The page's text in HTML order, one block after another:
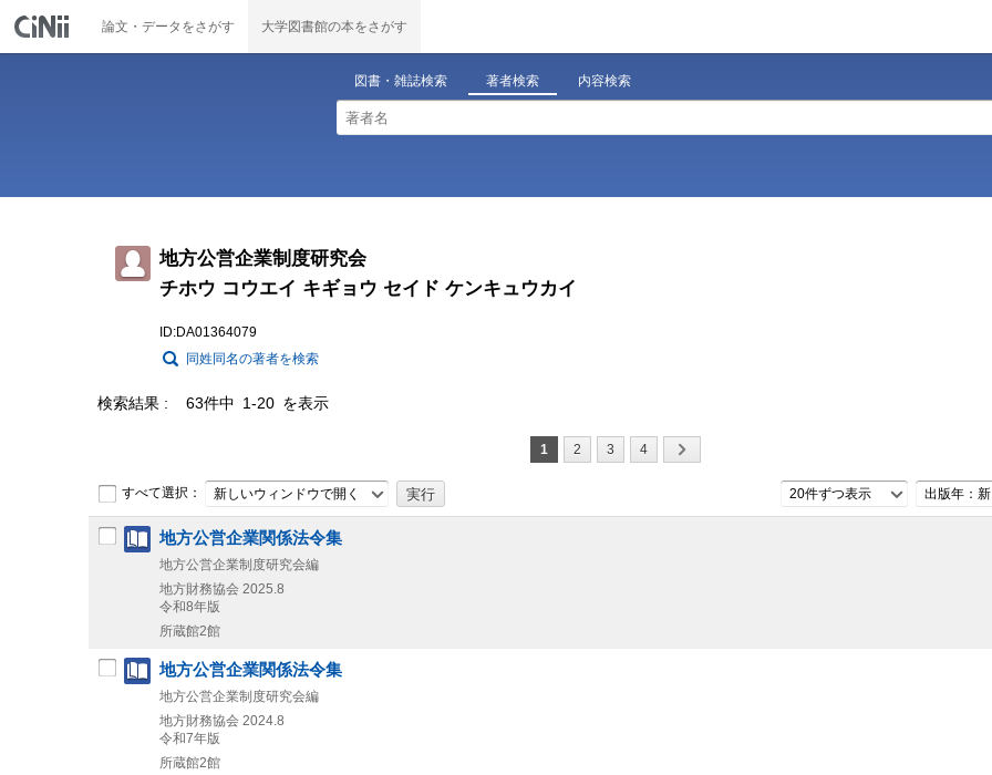
論文・データをさがす 大学図書館の本をさがす
図書・雑誌検索 著者検索 内容検索
地方公営企業制度研究会
チホウ コウエイ キギョウ セイド ケンキュウカイ
ID:DA01364079
同姓同名の著者を検索
検索結果 63件中 1-20 を表示
1 2 3 4
すべて選択： 新しいウィンドウで開く 20件ずつ表示 出版年：
地方公営企業関係法令集
地方公営企業制度研究会編
地方財務協会 2025.8
令和8年版
所蔵館2館
地方公営企業関係法令集
地方公営企業制度研究会編
地方財務協会 2024.8
令和7年版
所蔵館2館